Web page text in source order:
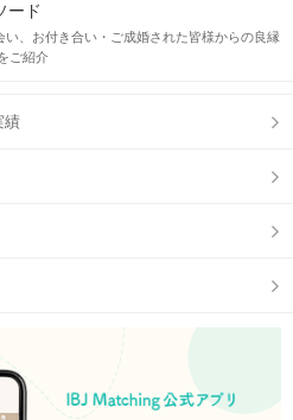
ード
い、お付き合い・ご成婚された皆様からの良縁
ご紹介
績